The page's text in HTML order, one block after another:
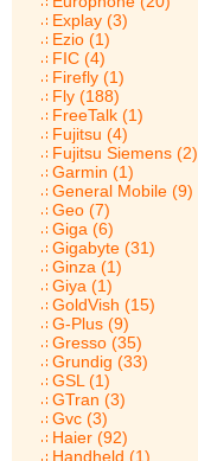
Explay (3)
Ezio (1)
FIC (4)
Firefly (1)
Fly (188)
FreeTalk (1)
Fujitsu (4)
Fujitsu Siemens (2)
Garmin (1)
General Mobile (9)
Geo (7)
Giga (6)
Gigabyte (31)
Ginza (1)
Giya (1)
GoldVish (15)
G-Plus (9)
Gresso (35)
Grundig (33)
GSL (1)
GTran (3)
Gvc (3)
Haier (92)
Handheld (1)